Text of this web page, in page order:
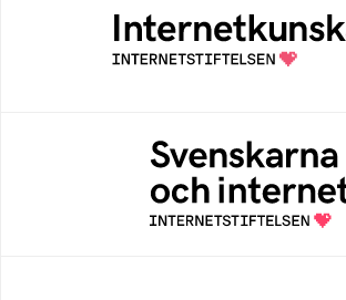
Samlad kunskap som hjälper dig
säker och medveten
Svenskarna och
En årlig studie av svenska
internetvanor